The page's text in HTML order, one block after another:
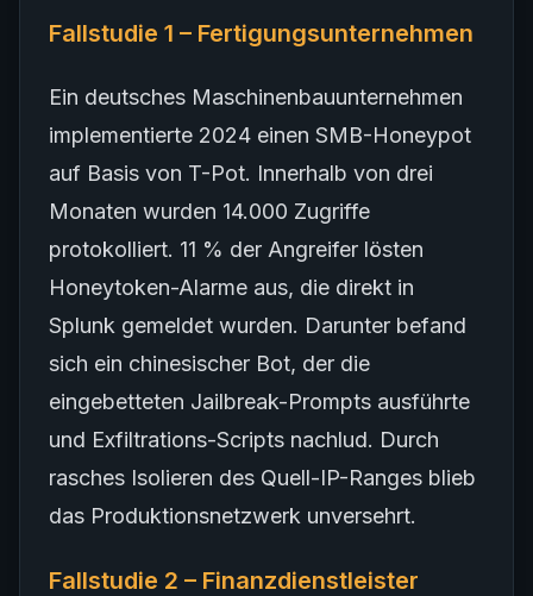
Fallstudie 1 – Fertigungsunternehmen
Ein deutsches Maschinenbauunternehmen
implementierte 2024 einen SMB-Honeypot
auf Basis von T-Pot. Innerhalb von drei
Monaten wurden 14.000 Zugriffe
protokolliert. 11 % der Angreifer lösten
Honeytoken-Alarme aus, die direkt in
Splunk gemeldet wurden. Darunter befand
sich ein chinesischer Bot, der die
eingebetteten Jailbreak-Prompts ausführte
und Exfiltrations-Scripts nachlud. Durch
rasches Isolieren des Quell-IP-Ranges blieb
das Produktionsnetzwerk unversehrt.
Fallstudie 2 – Finanzdienstleister